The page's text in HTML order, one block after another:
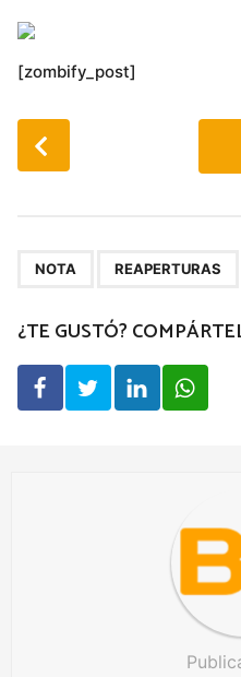
[zombify_post]
P
o
i
n
t
NOTA REAPERTURAS
¿TE GUSTÓ?